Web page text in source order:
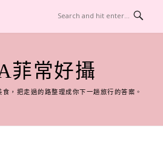
菲常好攝
，把走過的路整理成你下一趟旅行的答案。